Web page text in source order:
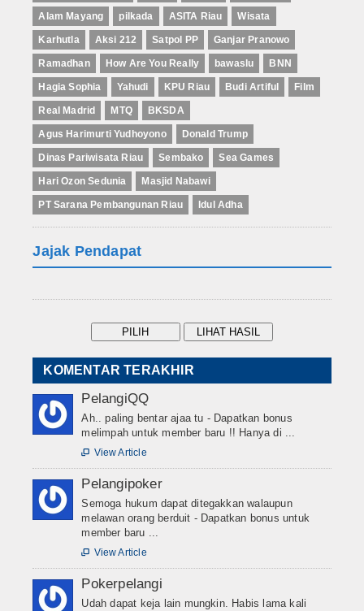
Alam Mayang pilkada ASITA Riau Wisata
Karhutla Aksi 212 Satpol PP Ganjar Pranowo
Ramadhan How Are You Really bawaslu BNN
Hagia Sophia Yahudi KPU Riau Budi Artiful Film
Real Madrid MTQ BKSDA
Agus Harimurti Yudhoyono Donald Trump
Dinas Pariwisata Riau Sembako Sea Games
Hari Ozon Sedunia Masjid Nabawi
PT Sarana Pembangunan Riau Idul Adha
Jajak Pendapat
KOMENTAR TERAKHIR
PelangiQQ
Ah.. paling bentar ajaa tu - Dapatkan bonus
melimpah untuk member baru !! Hanya di ...
 View Article
Pelangipoker
Semoga hukum dapat ditegakkan walaupun
melawan orang berduit - Dapatkan bonus untuk
member baru ...
 View Article
Pokerpelangi
Udah dapat keja lain mungkin. Habis lama kali